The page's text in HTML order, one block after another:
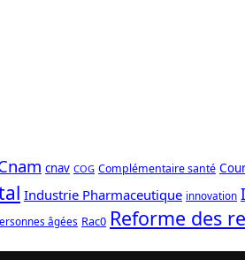
cnav COG Complémentaire santé
Industrie Pharmaceutique innovation
âgées Rac0 Reforme des